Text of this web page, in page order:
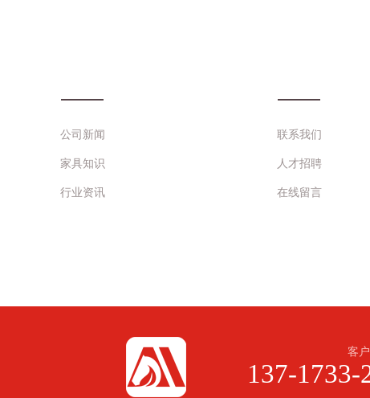
公司新闻
家具知识
行业资讯
联系我们
人才招聘
在线留言
客
137-1733-